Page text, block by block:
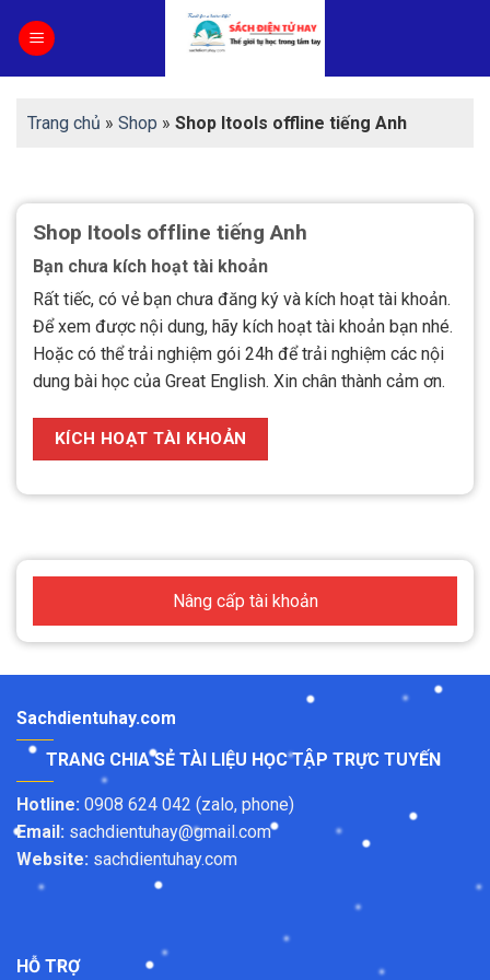
Trang chủ » Shop » Shop Itools offline tiếng Anh
Shop Itools offline tiếng Anh
Bạn chưa kích hoạt tài khoản
Rất tiếc, có vẻ bạn chưa đăng ký và kích hoạt tài khoản.
Để xem được nội dung, hãy kích hoạt tài khoản bạn nhé.
Hoặc có thể trải nghiệm gói 24h để trải nghiệm các nội
dung bài học của Great English. Xin chân thành cảm ơn.
KÍCH HOẠT TÀI KHOẢN
Nâng cấp tài khoản
Sachdientuhay.com
TRANG CHIA SẺ TÀI LIỆU HỌC TẬP TRỰC TUYẾN
Hotline: 0908 624 042 (zalo, phone)
Email: sachdientuhay@gmail.com
Website: sachdientuhay.com
HỖ TRỢ